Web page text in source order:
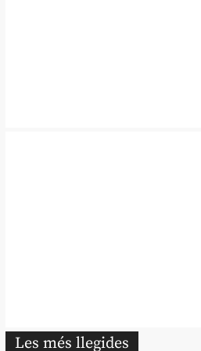
Les més llegides